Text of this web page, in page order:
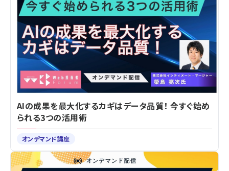
AIの成果を最大化するカギはデータ品質！ 今すぐ始め
られる3つの活用術
オンデマンド講座